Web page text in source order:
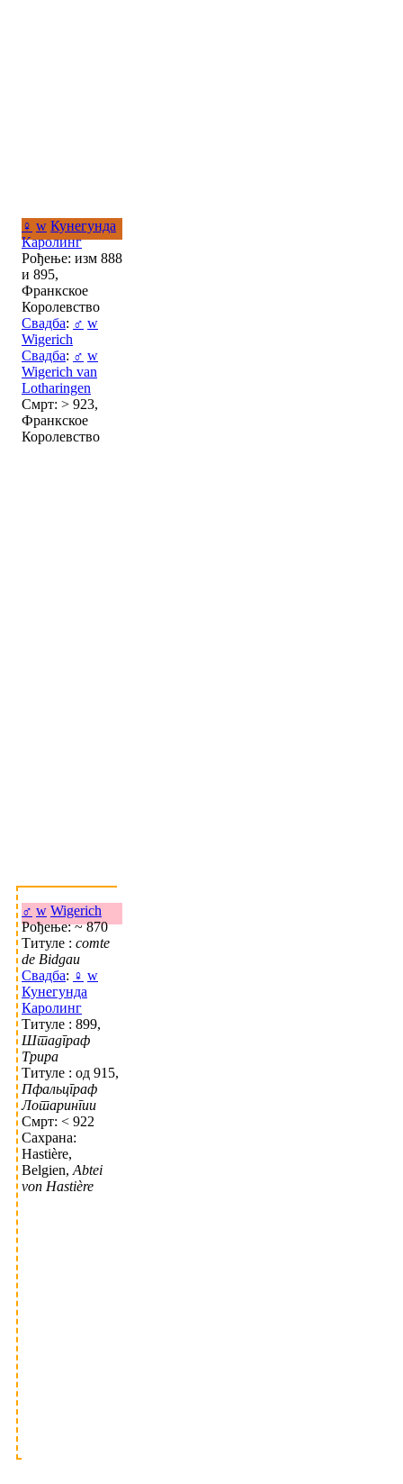
♀ w Кунегунда
Каролинг
Рођење: изм 888
и 895,
Франкское
Королевство
Свадба: ♂ w
Wigerich
Свадба: ♂ w
Wigerich van
Lotharingen
Смрт: > 923,
Франкское
Королевство
♂ w Wigerich
Рођење: ~ 870
Титуле : comte
de Bidgau
Свадба: ♀ w
Кунегунда
Каролинг
Титуле : 899,
Штадграф
Трира
Титуле : од 915,
Пфальцграф
Лотарингии
Смрт: < 922
Сахрана:
Hastière,
Belgien, Abtei
von Hastière